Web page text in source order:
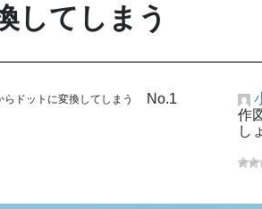
してしまう
ドットに変換してしまう No.1
作
し